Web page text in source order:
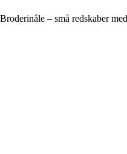
Broderinåle – små redskaber